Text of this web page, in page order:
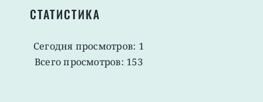
СТАТИСТИКА
Сегодня просмотров: 1
Всего просмотров: 153